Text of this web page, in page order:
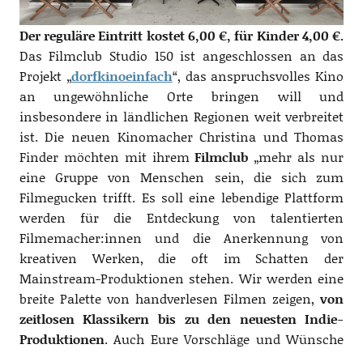
Der reguläre Eintritt kostet 6,00 €, für Kinder 4,00 €.
Das Filmclub Studio 150 ist angeschlossen an das
Projekt „dorfkinoeinfach“, das anspruchsvolles Kino
an ungewöhnliche Orte bringen will und
insbesondere in ländlichen Regionen weit verbreitet
ist. Die neuen Kinomacher Christina und Thomas
Finder möchten mit ihremFilmclub „mehr als nur
eine Gruppe von Menschen sein, die sich zum
Filmegucken trifft. Es soll eine lebendige Plattform
werden für die Entdeckung von talentierten
Filmemacher:innen und die Anerkennung von
kreativen Werken, die oft im Schatten der
Mainstream-Produktionen stehen. Wir werden eine
breite Palette von handverlesen Filmen zeigen,von
zeitlosen Klassikern bis zu den neuesten Indie-
Produktionen. Auch Eure Vorschläge und Wünsche